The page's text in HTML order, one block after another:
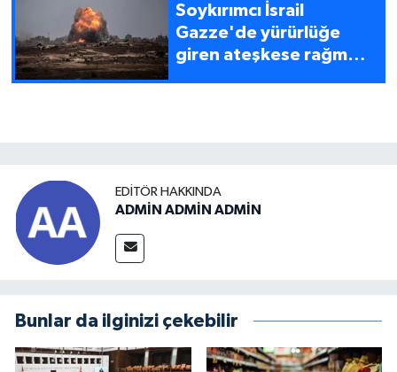
Soykırımcı İsrail
Gazze'de yürürlüğe
giren ateşkese rağmen
EDITÖR HAKKINDA
ADMİN ADMİN ADMİN
Bunlar da ilginizi çekebilir